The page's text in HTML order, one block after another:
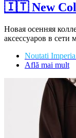
🇮🇹 New
Новая осенняя
аксессуаров в сети
Noutati
Află mai mult